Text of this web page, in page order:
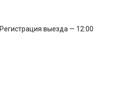
Регистрация выезда — 12:00